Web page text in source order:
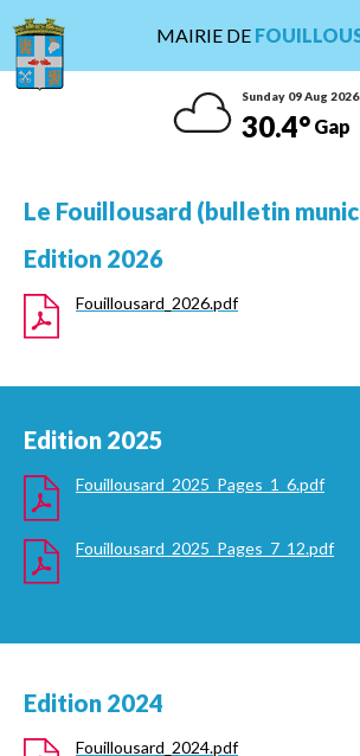
MAIRIE DE
Sunday 09 Aug 2026
30.4°Gap
Le Fouillousard (bulletin
Edition 2026
Fouillousard_2026.pdf
Edition 2025
Fouillousard_2025_Pages_1_6.pdf
Fouillousard_2025_Pages_7_12.pdf
Edition 2024
Fouillousard_2024.pdf